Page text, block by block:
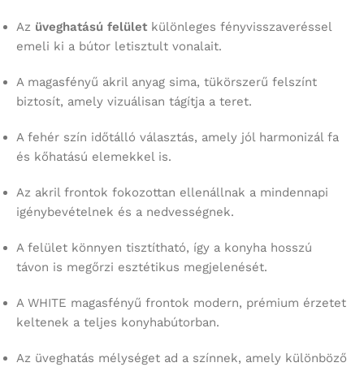
Az üveghatású felület különleges fényvisszaveréssel
emeli ki a bútor letisztult vonalait.
A magasfényű akril anyag sima, tükörszerű felszínt
biztosít, amely vizuálisan tágítja a teret.
A fehér szín időtálló választás, amely jól harmonizál fa
és kőhatású elemekkel is.
Az akril frontok fokozottan ellenállnak a mindennapi
igénybevételnek és a nedvességnek.
A felület könnyen tisztítható, így a konyha hosszú
távon is megőrzi esztétikus megjelenését.
A WHITE magasfényű frontok modern, prémium érzetet
keltenek a teljes konyhabútorban.
Az üveghatás mélységet ad a színnek, amely különböző